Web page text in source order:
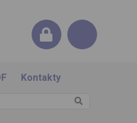
Kontakty